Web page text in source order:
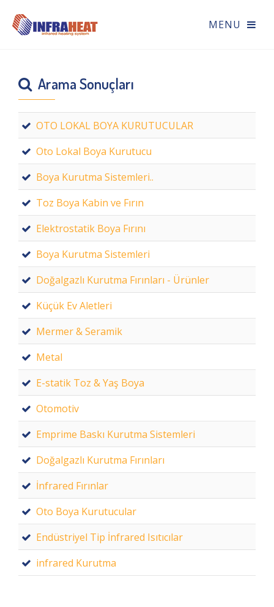
Arama Sonuçları
OTO LOKAL BOYA KURUTUCULAR
Oto Lokal Boya Kurutucu
Boya Kurutma Sistemleri..
Toz Boya Kabin ve Fırın
Elektrostatik Boya Fırını
Boya Kurutma Sistemleri
Doğalgazlı Kurutma Fırınları - Ürünler
Küçük Ev Aletleri
Mermer & Seramik
Metal
E-statik Toz & Yaş Boya
Otomotiv
Emprime Baskı Kurutma Sistemleri
Doğalgazlı Kurutma Fırınları
İnfrared Fırınlar
Oto Boya Kurutucular
Endüstriyel Tip İnfrared Isıtıcılar
infrared Kurutma